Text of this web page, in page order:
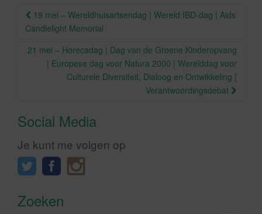
k
Berichtnavigatie
19 mei – Wereldhuisartsendag | Wereld IBD-dag | Aids
Candlelight Memorial
21 mei – Horecadag | Dag van de Groene Kinderopvang
| Europese dag voor Natura 2000 | Werelddag voor
Culturele Diversiteit, Dialoog en Ontwikkeling |
Verantwoordingsdebat
Social Media
Je kunt me volgen op
Zoeken